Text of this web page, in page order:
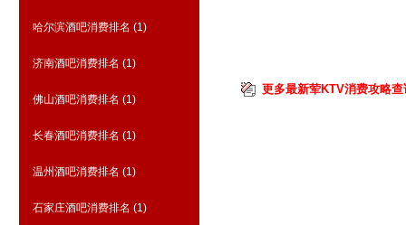
哈尔滨酒吧消费排名 (1)
济南酒吧消费排名 (1)
佛山酒吧消费排名 (1)
长春酒吧消费排名 (1)
温州酒吧消费排名 (1)
石家庄酒吧消费排名 (1)
更多最新荤KTV消费攻略查